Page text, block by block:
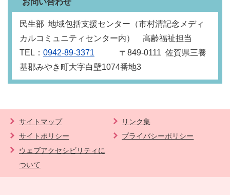
お問い合わせ
民生部 地域包括支援センター（市村清記念メディ
カルコミュニティセンター内） 高齢福祉担当
TEL： 0942-89-3371 〒849‐0111 佐賀県三養
基郡みやき町大字白壁1074番地3
サイトマップ
リンク集
サイトポリシー
プライバシーポリシー
ウェブアクセシビリティに
ついて